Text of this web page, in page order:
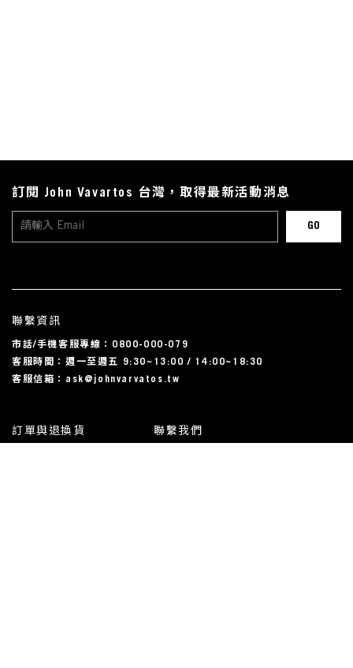
訂單與退換貨 聯繫我們
聯繫資訊
市話/手機客服專線：0800-000-079
客服時間：週一至週五 9:30~13:00 / 14:00~18:30
客服信箱：ask@johnvarvatos.tw
訂閱 John Vavartos 台灣，取得最新活動消息